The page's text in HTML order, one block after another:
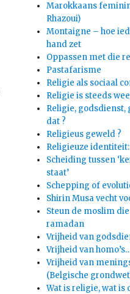
Marokkaans
Rhazoui)
Montaigne – hoe
hand zet
Oppassen met die
Pastafarisme
Religie als sociaal
Religie is steeds
Religie, godsdienst,
dat ?
Religieus geweld ?
Religieuze
Scheiding tussen
staat’
Schepping of
Shirin Musa vecht
Steun de moslim
ramadan
Vrijheid van
Vrijheid van
Vrijheid van
(Belgische
Wat is religie, wat is